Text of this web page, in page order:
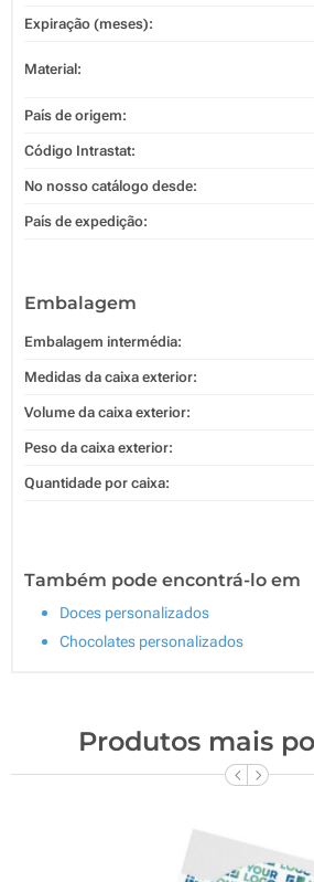
Expiração (meses):
Material:
País de origem:
Código Intrastat:
No nosso catálogo desde:
País de expedição:
Embalagem
Embalagem intermédia:
Medidas da caixa exterior:
Volume da caixa exterior:
Peso da caixa exterior:
Quantidade por caixa:
Também pode encontrá-lo em
Doces personalizados
Chocolates personalizados
Produtos mais